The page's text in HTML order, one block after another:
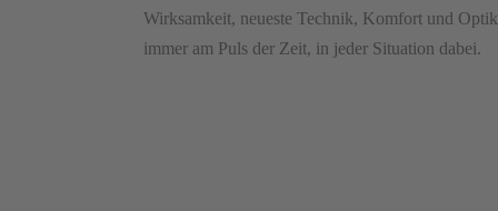
Wirksamkeit, neueste Technik, Komfort und
immer am Puls der Zeit, in jeder Situation dabei.